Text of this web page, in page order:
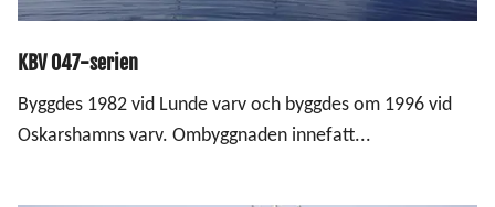
KBV 047-serien
Byggdes 1982 vid Lunde varv och byggdes om 1996 vid
Oskarshamns varv. Ombyggnaden innefatt...